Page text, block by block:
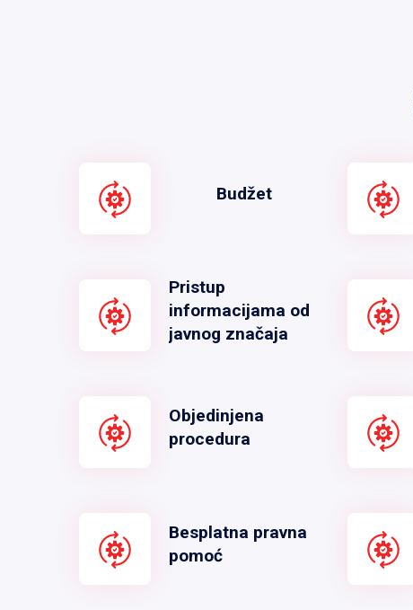
Budžet
Pristup
informacijama od
javnog značaja
Objedinjena
procedura
Besplatna pravna
pomoć